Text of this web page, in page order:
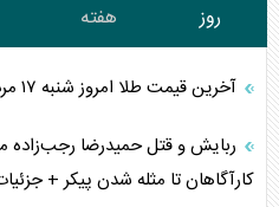
روز هفته
آخرین قیمت طلا امروز شنبه ۱۷ مرداد ۱۴۰۵ | صعود تاریخی طلا
ربایش و قتل حمیدرضا رجب‌زاده
کارآگاهان تا مثله شدن پیکر +